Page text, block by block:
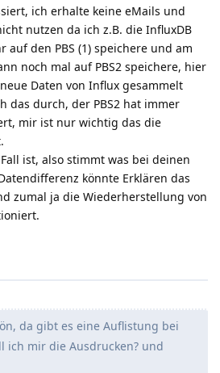
ich erhalte keine eMails und
nutzen da ich z.B. die InfluxDB
auf den PBS (1) speichere und am
noch mal auf PBS2 speichere, hier
Daten von Influx gesammelt
das durch, der PBS2 hat immer
mir ist nur wichtig das die
ist, also stimmt was bei deinen
könnte Erklären das
zumal ja die Wiederherstellung von
da gibt es eine Auflistung bei
ich mir die Ausdrucken? und